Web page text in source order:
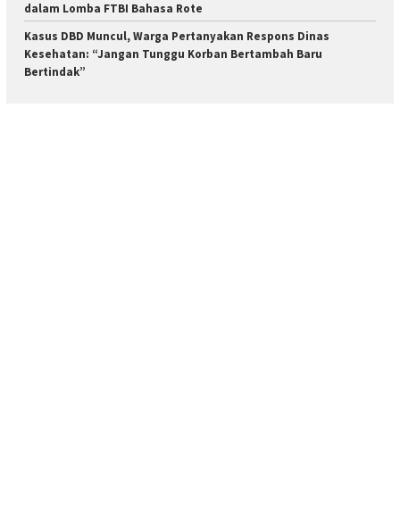
dalam Lomba FTBI Bahasa Rote
Kasus DBD Muncul, Warga Pertanyakan Respons Dinas
Kesehatan: “Jangan Tunggu Korban Bertambah Baru
Bertindak”